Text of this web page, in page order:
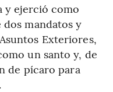
y ejerció como
mandatos y
Exteriores,
un santo y, de
de pícaro para